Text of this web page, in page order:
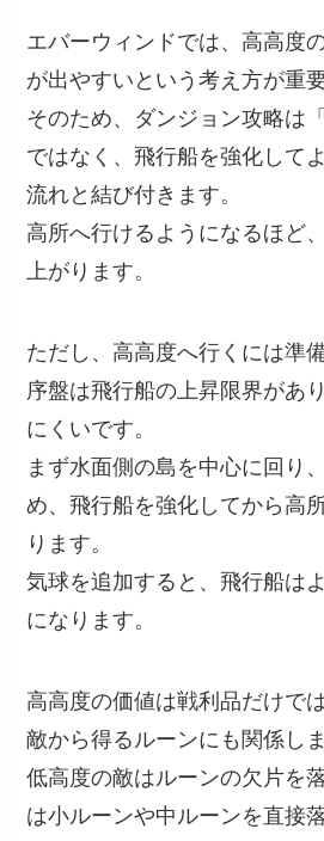
エバーウィンドでは、高高度
が出やすいという考え方が重要
そのため、ダンジョン攻略は
ではなく、飛行船を強化して
流れと結び付きます。
高所へ行けるようになるほど
上がります。
ただし、高高度へ行くには準
序盤は飛行船の上昇限界があ
にくいです。
まず水面側の島を中心に回り
め、飛行船を強化してから高
ります。
気球を追加すると、飛行船は
になります。
高高度の価値は戦利品だけで
敵から得るルーンにも関係しま
低高度の敵はルーンの欠片を
は小ルーンや中ルーンを直接